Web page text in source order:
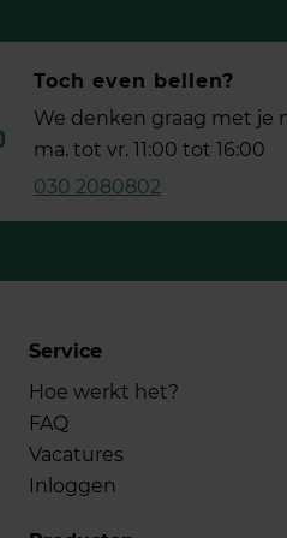
Toch even bellen?
We denken graag met je
ma. tot vr. 11:00 tot 16:00
030 2080802
Service
Hoe werkt het?
FAQ
Vacatures
Inloggen